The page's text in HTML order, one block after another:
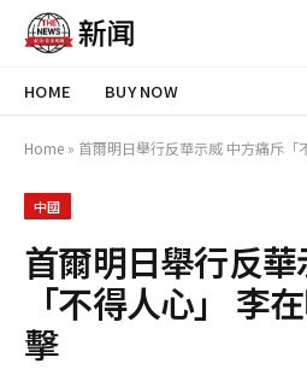
HOME BUY NOW
Home » 首爾明日舉行反華示威 中方痛斥
中國
首爾明日舉行反
「不得人心」 李
擊